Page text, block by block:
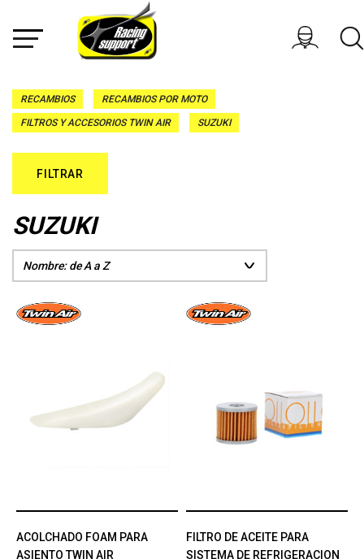
RECAMBIOS RECAMBIOS POR MOTO
FILTROS Y ACCESORIOS TWIN AIR SUZUKI
FILTRAR
SUZUKI
ACOLCHADO FOAM PARA
ASIENTO TWIN AIR
FILTRO DE ACEITE PARA
SISTEMA DE REFRIGERACION